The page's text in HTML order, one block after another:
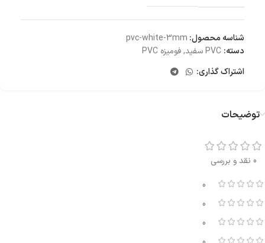
شناسه محصول: pvc-white-3mm
دسته: PVC سفید ,فومیزه PVC
اشتراک گذاری:
توضیحات
0 نقد و بررسی
0
0
0